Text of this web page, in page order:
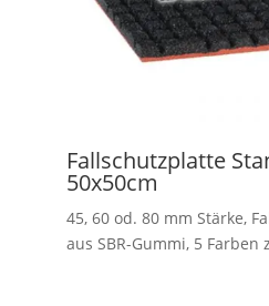
Fallschutzplatte
50x50cm
45, 60 od. 80 mm Stärke,
aus SBR-Gummi, 5 Farben